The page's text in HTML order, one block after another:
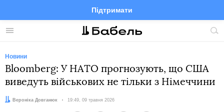
Меню
Підтримати
FacebookTelegramTwitter
Новини
Bloomberg: У НАТО прогнозують, що США
виведуть військових не тільки з Німеччини
Автор:Вероніка Довганюк Дата:
19:49, 09 травня 2026